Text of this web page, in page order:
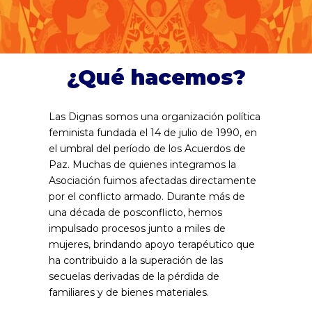
¿Qué hacemos?
Las Dignas somos una organización política
feminista fundada el 14 de julio de 1990, en
el umbral del período de los Acuerdos de
Paz. Muchas de quienes integramos la
Asociación fuimos afectadas directamente
por el conflicto armado. Durante más de
una década de posconflicto, hemos
impulsado procesos junto a miles de
mujeres, brindando apoyo terapéutico que
ha contribuido a la superación de las
secuelas derivadas de la pérdida de
familiares y de bienes materiales.